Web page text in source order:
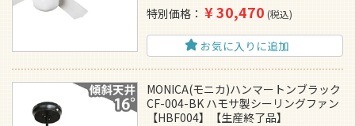
特別価格
¥30,470 税込
お気に入りに追加
MONICA(モニカ)ハンマートンブラック
CF-004-BK ハモサ製シーリングファン
【HBF004】【生産終了品】